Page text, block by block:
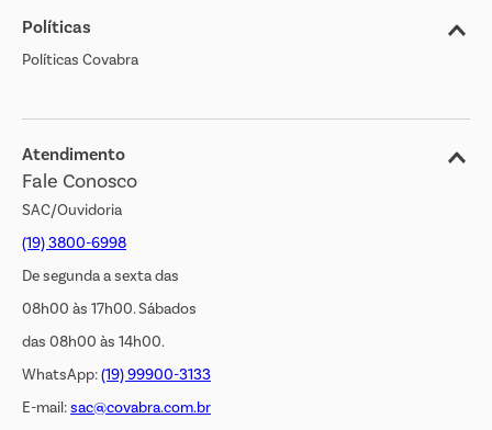
Nossas Lojas
Cliente Bem Estar
Jornal de Ofertas
Transparência Salarial
Políticas
Políticas Covabra
Atendimento
Fale Conosco
SAC/Ouvidoria
(19) 3800-6998
De segunda a sexta das
08h00 às 17h00. Sábados
das 08h00 às 14h00.
WhatsApp:(19) 99900-3133
E-mail:sac@covabra.com.br